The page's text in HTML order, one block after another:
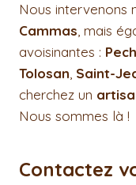
Nous intervenons
Cammas, mais
avoisinantes :
Tolosan, Saint-
cherchez un
Nous sommes là !
Contactez